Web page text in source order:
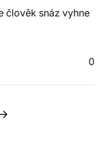
člověk snáz vyhne
0